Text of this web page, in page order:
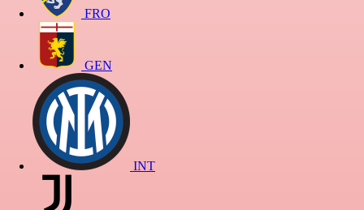
FRO
GEN
INT